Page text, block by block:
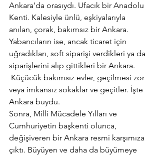
Ankara’da orasıydı. Ufacık bir Anadolu
Kenti. Kalesiyle ünlü, eşkiyalarıyla
anılan, çorak, bakımsız bir Ankara.
Yabancıların ise, ancak ticaret için
uğradıkları, soft siparişi verdikleri ya da
siparişlerini alıp gittikleri bir Ankara.
Küçücük bakımsız evler, geçilmesi zor
veya imkansız sokaklar ve geçitler. İşte
Ankara buydu.
Sonra, Milli Mücadele Yılları ve
Cumhuriyetin başkenti olunca,
değişiveren bir Ankara resmi karşımıza
çıktı. Büyüyen ve daha da büyümeye